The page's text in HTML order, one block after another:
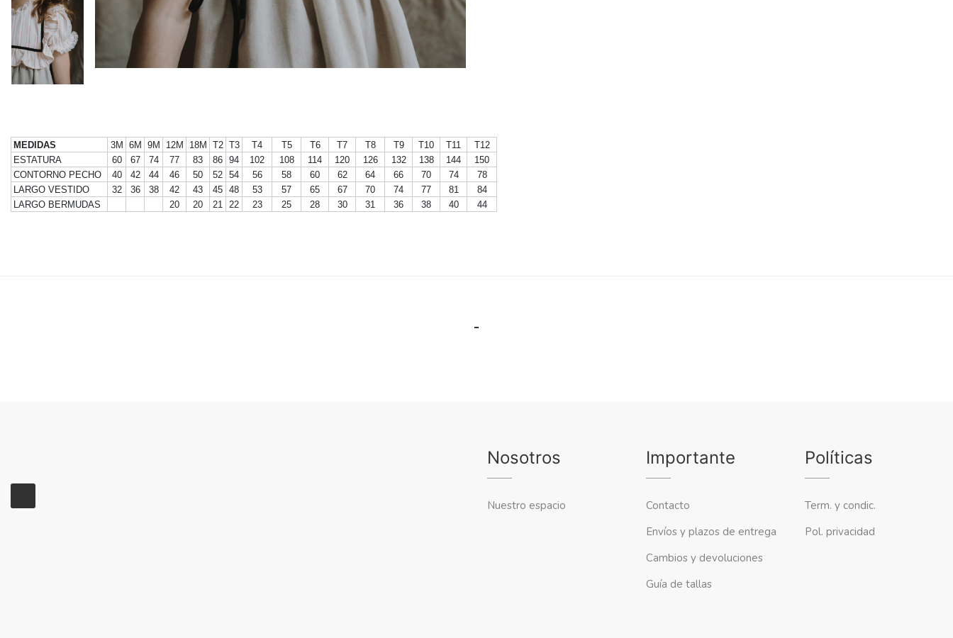
MEDIDAS 3M 6M 9M 12M 18M T2 T3 T4 T5 T6 T7 T8 T9 T10 T11
T12
ESTATURA
60 67 74 77 83 86 94 102 108 114 120 126 132 138 144
150
CONTORNO PECHO
40 42 44 46 50 52 54 56 58 60 62 64 66 70 74
78
LARGO VESTIDO
32 36 38 42 43 45 48 53 57 65 67 70 74 77 81
84
LARGO BERMUDAS
20 20 21 22 23 25 28 30 31 36 38 40 44
Nosotros
Nuestro espacio
Importante
Contacto
Envíos y plazos de entrega
Cambios y devoluciones
Guía de tallas
Políticas
Term. y condic.
Pol. privacidad